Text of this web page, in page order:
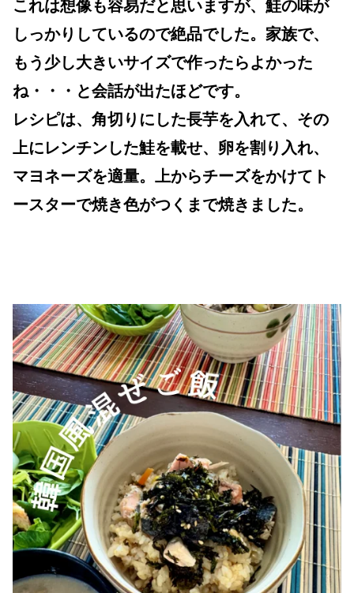
これは想像も容易だと思いますが、鮭の味が
しっかりしているので絶品でした。家族で、
もう少し大きいサイズで作ったらよかった
ね・・・と会話が出たほどです。
レシピは、角切りにした長芋を入れて、その
上にレンチンした鮭を載せ、卵を割り入れ、
マヨネーズを適量。上からチーズをかけてト
ースターで焼き色がつくまで焼きました。